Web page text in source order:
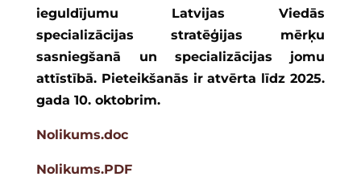
ieguldījumu Latvijas Viedās
specializācijas stratēģijas mērķu
sasniegšanā un specializācijas
jomu
attīstībā. Pieteikšanās ir atvērta līdz 2025.
gada 10. oktobrim.
Nolikums.doc
Nolikums.PDF